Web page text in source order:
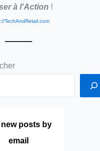
à l'Action !
TechAndRetail.com
new posts by
email